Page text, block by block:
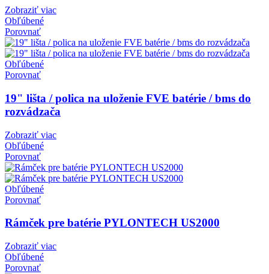
Zobraziť viac
Obľúbené
Porovnať
Obľúbené
Porovnať
19" lišta / polica na uloženie FVE batérie / bms do
rozvádzača
Zobraziť viac
Obľúbené
Porovnať
Obľúbené
Porovnať
Rámček pre batérie PYLONTECH US2000
Zobraziť viac
Obľúbené
Porovnať